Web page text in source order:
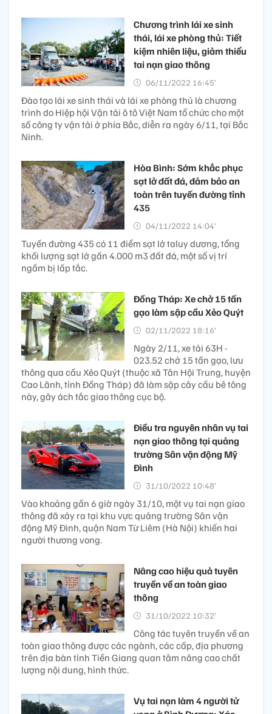
Chương trình lái xe sinh
thái, lái xe phòng thủ: Tiết
kiệm nhiên liệu, giảm thiểu
tai nạn giao thông
06/11/2022 16:45’
Đào tạo lái xe sinh thái và lái xe phòng thủ là chương
trình do Hiệp hội Vận tải ô tô Việt Nam tổ chức cho một
số công ty vận tải ở phía Bắc, diễn ra ngày 6/11, tại Bắc
Ninh.
Hòa Bình: Sớm khắc phục
sạt lở đất đá, đảm bảo an
toàn trên tuyến đường tỉnh
435
04/11/2022 14:04’
Tuyến đường 435 có 11 điểm sạt lở taluy dương, tổng
khối lượng sạt lở gần 4.000 m3 đất đá, một số vị trí
ngầm bị lấp tắc.
Đồng Tháp: Xe chở 15 tấn
gạo làm sập cầu Xẻo Quýt
02/11/2022 18:16’
Ngày 2/11, xe tải 63H -
023.52 chở 15 tấn gạo, lưu
thông qua cầu Xẻo Quýt (thuộc xã Tân Hội Trung, huyện
Cao Lãnh, tỉnh Đồng Tháp) đã làm sập cây cầu bê tông
này, gây ách tắc giao thông cục bộ.
Điều tra nguyên nhân vụ tai
nạn giao thông tại quảng
trường Sân vận động Mỹ
Đình
31/10/2022 10:48’
Vào khoảng gần 6 giờ ngày 31/10, một vụ tai nạn giao
thông đã xảy ra tại khu vực quảng trường Sân vận
động Mỹ Đình, quận Nam Từ Liêm (Hà Nội) khiến hai
người thương vong.
Nâng cao hiệu quả tuyên
truyền về an toàn giao
thông
31/10/2022 10:32’
Công tác tuyên truyền về an
toàn giao thông được các ngành, các cấp, địa phương
trên địa bàn tỉnh Tiền Giang quan tâm nâng cao chất
lượng nội dung, hình thức.
Vụ tai nạn làm 4 người tử